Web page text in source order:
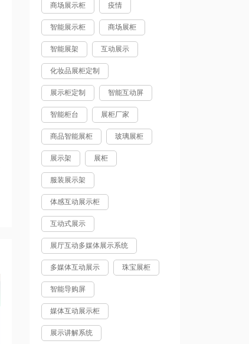
商场展示柜 疫情
智能展示柜 商场展柜
智能展架 互动展示
化妆品展柜定制
展示柜定制 智能互动屏
智能柜台 展柜厂家
商品智能展柜 玻璃展柜
展示架 展柜
服装展示架
体感互动展示柜
互动式展示
展厅互动多媒体展示系统
多媒体互动展示 珠宝展柜
智能导购屏
媒体互动展示柜
展示讲解系统